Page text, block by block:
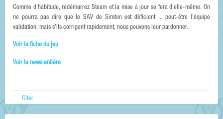
Comme d'habitude, redémarrez Steam et la mise à jour se fera d'elle-même. On
ne pourra pas dire que le SAV de Simbin est déficient ... peut-être l'équipe
validation, mais s'ils corrigent rapidement, nous pouvons leur pardonner.
Voir la fiche du jeu
Voir la news entière
Citer